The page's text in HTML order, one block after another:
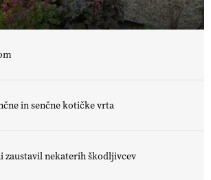
in senčne kotičke vrta
zaustavil nekaterih škodljivcev